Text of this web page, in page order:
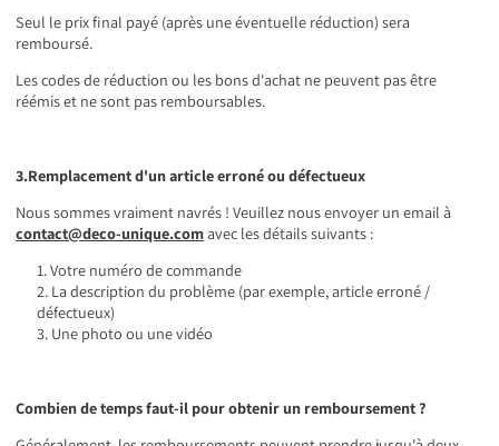
Seul le prix final payé (après une éventuelle réduction) sera
remboursé.
Les codes de réduction ou les bons d'achat ne peuvent pas être
réémis et ne sont pas remboursables.
3.Remplacement d'un article erroné ou défectueux
Nous sommes vraiment navrés ! Veuillez nous envoyer un email à
contact@deco-unique.comavec les détails suivants :
Votre numéro de commande
La description du problème (par exemple, article erroné /
défectueux)
Une photo ou une vidéo
Combien de temps faut-il pour obtenir un remboursement ?